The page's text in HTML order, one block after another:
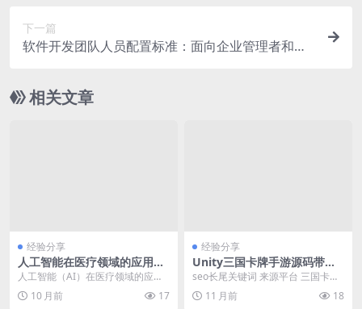
下一篇
软件开发团队人员配置标准：面向企业管理者和创
相关文章
经验分享
人工智能在医疗领域的应用最
新进展
人工智能（AI）在医疗领域的应用
正迅速成为热点行业，其体现实用
性和前沿性，为医疗...
10 月前 17
经验分享
Unity三国卡牌手游源码带后
台系统开发实战
seo长尾关键词 来源平台 三国卡牌
手游源码带运营后台下载 百度热搜
免费三国卡...
11 月前 18